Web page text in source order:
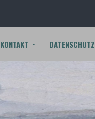
KONTAKT DATENSCHUTZ